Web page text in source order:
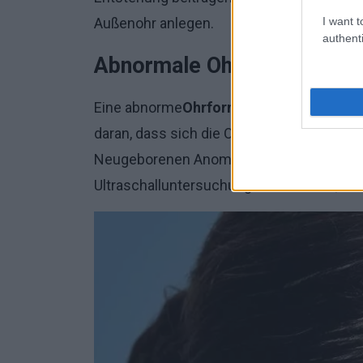
I want
Außenohr anlegen.
Abnormale Ohrform und
Eine abnormeOhrform kann auch ein
daran, dass sich die Ohren und die
Neugeborenen Anomalien feststellt,
Ultraschalluntersuchung durchführen,